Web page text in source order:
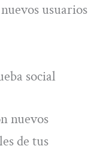
usuarios
social
nuevos
de tus